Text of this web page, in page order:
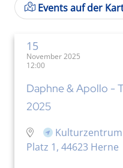
Events auf der
15
November 2025
12:00
Daphne & Apollo -
2025
Platz 1, 44623 Herne